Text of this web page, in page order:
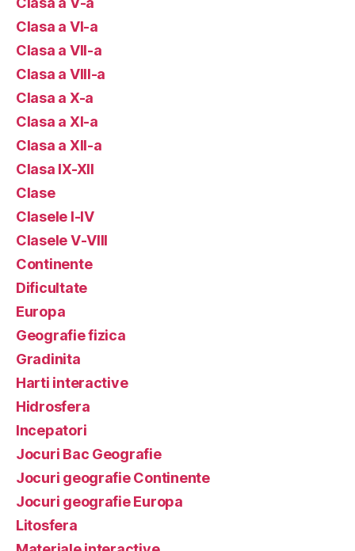
Clasa a VI-a
Clasa a VII-a
Clasa a VIII-a
Clasa a X-a
Clasa a XI-a
Clasa a XII-a
Clasa IX-XII
Clase
Clasele I-IV
Clasele V-VIII
Continente
Dificultate
Europa
Geografie fizica
Gradinita
Harti interactive
Hidrosfera
Incepatori
Jocuri Bac Geografie
Jocuri geografie Continente
Jocuri geografie Europa
Litosfera